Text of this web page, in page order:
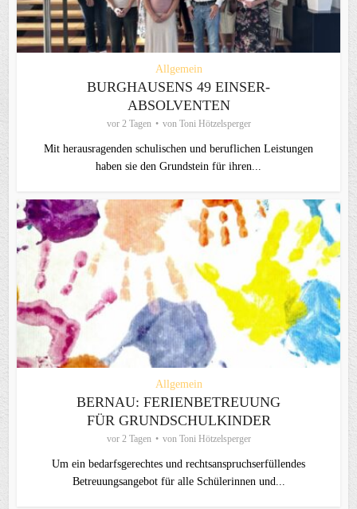
Allgemein
BURGHAUSENS 49 EINSER-
ABSOLVENTEN
vor 2 Tagen von Toni Hötzelsperger
Mit herausragenden schulischen und beruflichen Leistungen
haben sie den Grundstein für ihren...
Allgemein
BERNAU: FERIENBETREUUNG
FÜR GRUNDSCHULKINDER
vor 2 Tagen von Toni Hötzelsperger
Um ein bedarfsgerechtes und rechtsanspruchserfüllendes
Betreuungsangebot für alle Schülerinnen und...